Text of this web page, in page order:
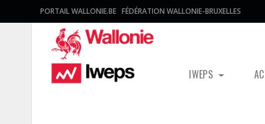
PORTAIL WALLONIE.BE FÉDÉRATION WALLONIE-BRUXELLES
IWEPS